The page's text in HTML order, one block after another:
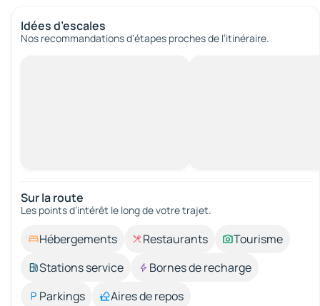
Idées d’escales
Nos recommandations d'étapes proches de l’itinéraire.
Sur la route
Les points d’intérêt le long de votre trajet.
Hébergements Restaurants
Tourisme
Stations service
Bornes de recharge
Parkings
Aires de repos